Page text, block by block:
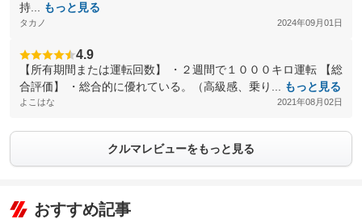
持...
もっと見る
タカノ 2024年09月01日
4.9
【所有期間または運転回数】 ・２週間で１０００キロ運転 【総
合評価】 ・総合的に優れている。（高級感、乗り...
もっと見る
よこはな 2021年08月02日
クルマレビューをもっと見る
おすすめ記事